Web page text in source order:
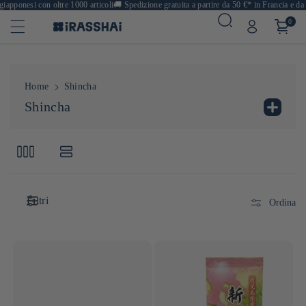
con oltre 1000 articoli🚚 Spedizione gratuita a partire da 50 €* in Francia e da
0
Home Shincha
C
l
i
Shincha
tratta di un prodotto stagionale molto atteso, simbolo del
Lo shincha si distingue per una particolare freschezza
Filtri Ordina